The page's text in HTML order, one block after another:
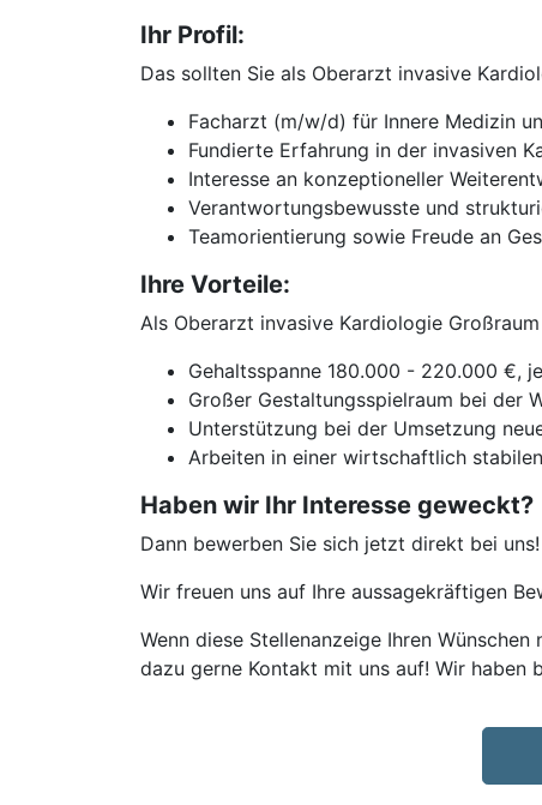
Ihr Profil:
Das sollten Sie als Oberarzt invasive
Facharzt (m/w/d) für Innere Medizin
Fundierte Erfahrung in der invasiven
Interesse an konzeptioneller
Verantwortungsbewusste und
Teamorientierung sowie Freude an
Ihre Vorteile:
Als Oberarzt invasive Kardiologie
Gehaltsspanne 180.000 - 220.000 €,
Großer Gestaltungsspielraum bei der
Unterstützung bei der Umsetzung
Arbeiten in einer wirtschaftlich
Haben wir Ihr Interesse geweckt?
Dann bewerben Sie sich jetzt direkt bei
Wir freuen uns auf Ihre aussagekräftigen
Wenn diese Stellenanzeige Ihren
dazu gerne Kontakt mit uns auf! Wir haben